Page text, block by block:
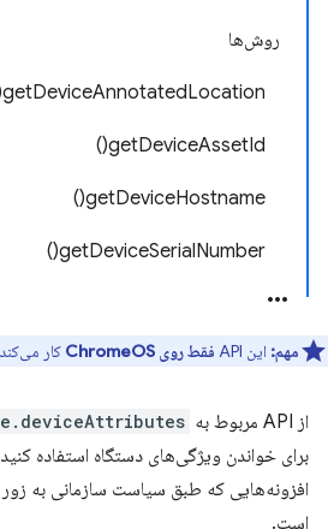
روش‌ها
getDeviceAnnotatedLocation()
getDeviceAssetId()
getDeviceHostname()
getDeviceSerialNumber()
مهم: این API فقط روی ChromeOS کار
از API مربوط به
افزونه‌هایی که طبق سیاست سازمانی به
است.